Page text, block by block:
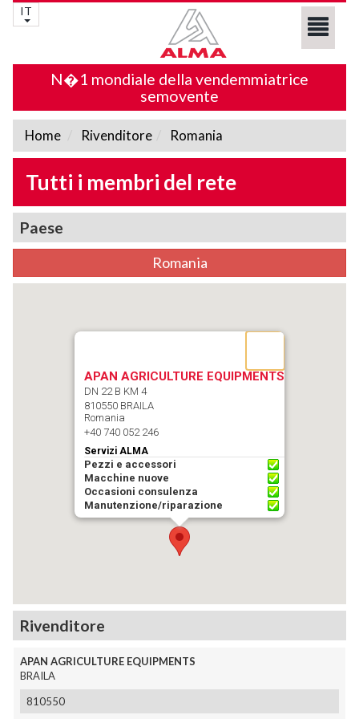
IT
N�1 mondiale della vendemmiatrice
semovente
Home Rivenditore Romania
Tutti i membri del rete
Paese
Romania
APAN AGRICULTURE EQUIPMENTS
DN 22 B KM 4
810550 BRAILA
Romania
+40 740 052 246
Servizi ALMA
Pezzi e accessori
Macchine nuove
Occasioni consulenza
Manutenzione/riparazione
Rivenditore
APAN AGRICULTURE EQUIPMENTS
BRAILA
810550